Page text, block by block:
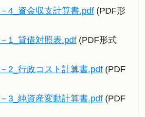
4_資金収支計算書.pdf (PDF形
1_貸借対照表.pdf (PDF形式
2_行政コスト計算書.pdf (PDF
3_純資産変動計算書.pdf (PDF